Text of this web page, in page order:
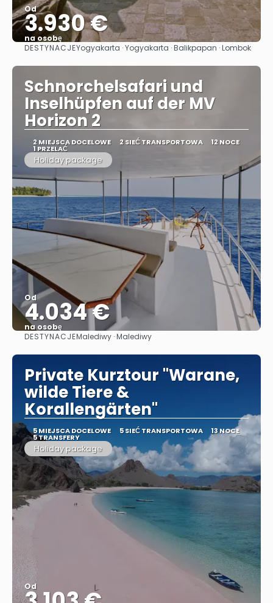
Od
3.930 €
na osobę
Zobacz
DESTYNACJEYogyakarta · Yogyakarta · Balikpapan · Lombok
Schnorchelsafari und
Inselhüpfen auf der MV
Horizon 2
2 MIEJSCA DOCELOWE 2 SIEĆ TRANSPORTOWA 12 NOCE
1 PRZELAĆ
Holiday package
Od
4.034 €
na osobę
Zobacz
DESTYNACJEMalediwy · Malediwy
Private Kurztour "Warane,
wilde Tiere &
Korallengärten"
5 MIEJSCA DOCELOWE 5 SIEĆ TRANSPORTOWA 13 NOCE
5 TRANSFERY
Holiday package
Od